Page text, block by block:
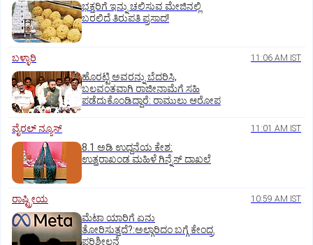
ಭಕ್ತರಿಗೆ ಇನ್ನು ಚಲಿಸುವ ಮೇಜಿನಲ್ಲಿ
ಬರಲಿದೆ ತಿರುಪತಿ ಪ್ರಸಾದ!
ಬಳ್ಳಾರಿ 11:06 AM IST
ಹೊರಟ್ಟಿ ಅವರನ್ನು ಬೆದರಿಸಿ,
ಬಲವಂತವಾಗಿ ರಾಜೀನಾಮೆಗೆ ಸಹಿ
ಪಡೆದುಕೊಂಡಿದ್ದಾರೆ: ರಾಮುಲು ಆರೋಪ
ವೈರಲ್ ನ್ಯೂಸ್ 11:01 AM IST
8.1 ಅಡಿ ಉದ್ದನೆಯ ಕೇಶ:
ಉತ್ತರಾಖಂಡ ಮಹಿಳೆ ಗಿನ್ನೆಸ್‌ ದಾಖಲೆ
ರಾಷ್ಟ್ರೀಯ 10:59 AM IST
ಮೆಟಾ ಯಾರಿಗೆ ಏನು
ತೋರಿಸುತ್ತದೆ?:ಅಲ್ಗಾರಿದಂ ಬಗ್ಗೆ ಕೇಂದ್ರ
ಪರಿಶೀಲನೆ